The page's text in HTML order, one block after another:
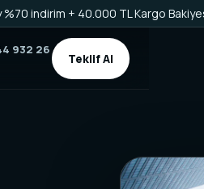
%70 indirim + 40.000 TL Kargo
932 26
Teklif Al